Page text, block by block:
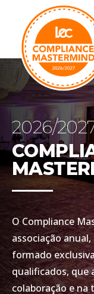
2026/
O Compliance
associação
formado
qualificados, que
colaboração e na